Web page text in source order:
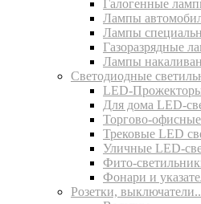
Галогенные
Лампы
Лампы
Газоразрядные
Лампы
Светодиодные
LED-
Для дома LED-
Торгово-
Трековые LED
Уличные LED-
Фито-
Фонари и
Розетки,